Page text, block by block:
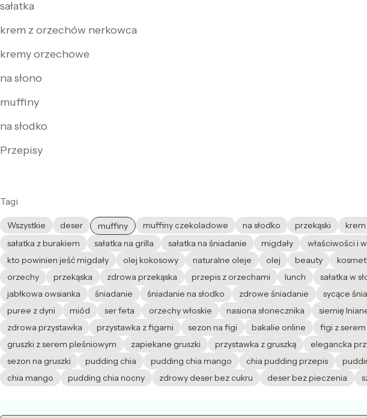
sałatka
krem z orzechów nerkowca
kremy orzechowe
na słono
muffiny
na słodko
Przepisy
Tagi
Wszystkie deser muffiny muffiny czekoladowe na słodko przekąski
sałatka z burakiem
sałatka na grilla sałatka na śniadanie migdały właściwości i
kto powinien jeść migdały
olej kokosowy naturalne oleje olej beauty
orzechy
przekąska zdrowa przekąska przepis z orzechami lunch sałatka w
jabłkowa owsianka
śniadanie śniadanie na słodko zdrowe śniadanie sycące
puree z dyni
miód ser feta orzechy włoskie nasiona słonecznika siemię
zdrowa przystawka
przystawka z figami sezon na figi bakalie online figi z
gruszki z serem pleśniowym
zapiekane gruszki przystawka z gruszką elegancka
sezon na gruszki
pudding chia pudding chia mango chia pudding przepis
chia mango
pudding chia nocny zdrowy deser bez cukru deser bez pieczenia